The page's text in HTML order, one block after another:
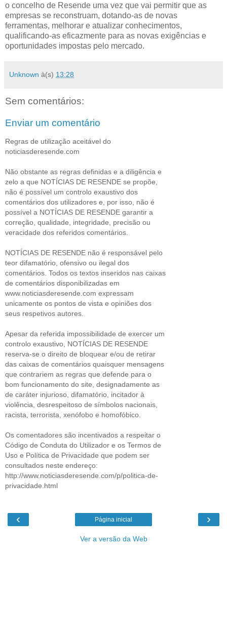
o concelho de Resende uma vez que vai permitir que as
empresas se reconstruam, dotando-as de novas
ferramentas, melhorar e atualizar conhecimentos,
qualificando-as eficazmente para as novas exigências e
oportunidades impostas pelo mercado.
Unknown à(s) 13:28
Sem comentários:
Enviar um comentário
Regras de utilização aceitável do
noticiasderesende.com
Não obstante as regras definidas e a diligência e
zelo a que NOTÍCIAS DE RESENDE se propõe,
não é possível um controlo exaustivo dos
comentários dos utilizadores e, por isso, não é
possível a NOTÍCIAS DE RESENDE garantir a
correção, qualidade, integridade, precisão ou
veracidade dos referidos comentários.
NOTÍCIAS DE RESENDE não é responsável pelo
teor difamatório, ofensivo ou ilegal dos
comentários. Todos os textos inseridos nas caixas
de comentários disponibilizadas em
www.noticiasderesende.com expressam
unicamente os pontos de vista e opiniões dos
seus respetivos autores.
Apesar da referida impossibilidade de exercer um
controlo exaustivo, NOTÍCIAS DE RESENDE
reserva-se o direito de bloquear e/ou de retirar
das caixas de comentários quaisquer mensagens
que contrariem as regras que defende para o
bom funcionamento do site, designadamente as
de caráter injurioso, difamatório, incitador à
violência, desrespeitoso de símbolos nacionais,
racista, terrorista, xenófobo e homofóbico.
Os comentadores são incentivados a respeitar o
Código de Conduta do Utilizador e os Termos de
Uso e Política de Privacidade que podem ser
consultados neste endereço:
http://www.noticiasderesende.com/p/politica-de-
privacidade.html
‹ ›
Página inicial
Ver a versão da Web